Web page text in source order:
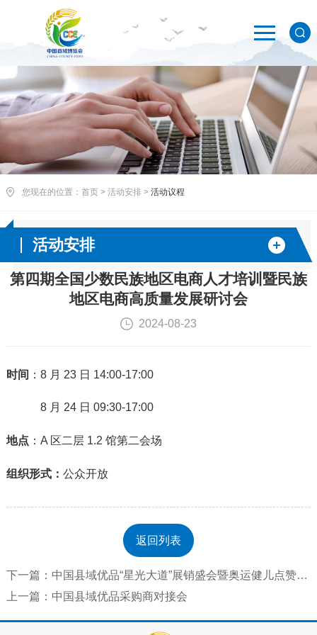
您现在的位置： 首页> 活动安排> 活动议程
活动安排
第四期全国少数民族地区电商人才培训暨民族
地区电商高质量发展研讨会
2024-08-23
时间 ：8 月 23 日 14:00-17:00
8 月 24 日 09:30-17:00
地点 ：A 区二层 1.2 馆第二会场
组织形式： 公众开放
返回列表
下一篇：中国县域优品“星光大道”展销盛会暨奥运健儿点赞县域优品活动
上一篇：中国县域优品采购商对接会